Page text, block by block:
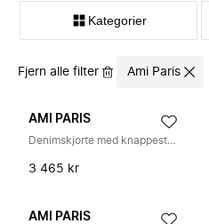
Kategorier
Fjern alle filter Ami Paris
AMI PARIS
Denimskjorte med knappestolpe
3 465 kr
AMI PARIS